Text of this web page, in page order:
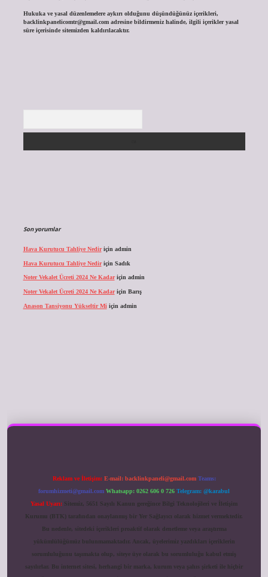
Hukuka ve yasal düzenlemelere aykırı olduğunu düşündüğünüz içerikleri,
backlinkpanelicomtr@gmail.comadresine bildirmeniz halinde, ilgili içerikler yasal
süre içerisinde sitemizden kaldırılacaktır.
Son yorumlar
Hava Kurutucu Tahliye Nediriçin admin
Hava Kurutucu Tahliye Nediriçin Sadık
Noter Vekalet Ücreti 2024 Ne Kadariçin admin
Noter Vekalet Ücreti 2024 Ne Kadariçin Barış
Anason Tansiyonu Yükseltir Mi için admin
Reklam ve İletişim: E-mail: backlinkpaneli@gmail.com Teams:
forumhizmeti@gmail.com Whatsapp: 0262 606 0 726 Telegram: @karabul
Yasal Uyarı: Sitemiz, 5651 Sayılı Kanun gereğince Bilgi Teknolojileri ve İletişim
Kurumu (BTK) tarafından onaylanmış bir Yer Sağlayıcı olarak hizmet vermektedir.
Bu nedenle, sitedeki içerikleri proaktif olarak denetleme veya araştırma
yükümlülüğümüz bulunmamaktadır. Ancak, üyelerimiz yazdıkları içeriklerin
sorumluluğunu taşımakta olup, siteye üye olarak bu sorumluluğu kabul etmiş
sayılırlar. Bu internet sitesi, herhangi bir marka, kurum veya şahıs şirketi ile hiçbir